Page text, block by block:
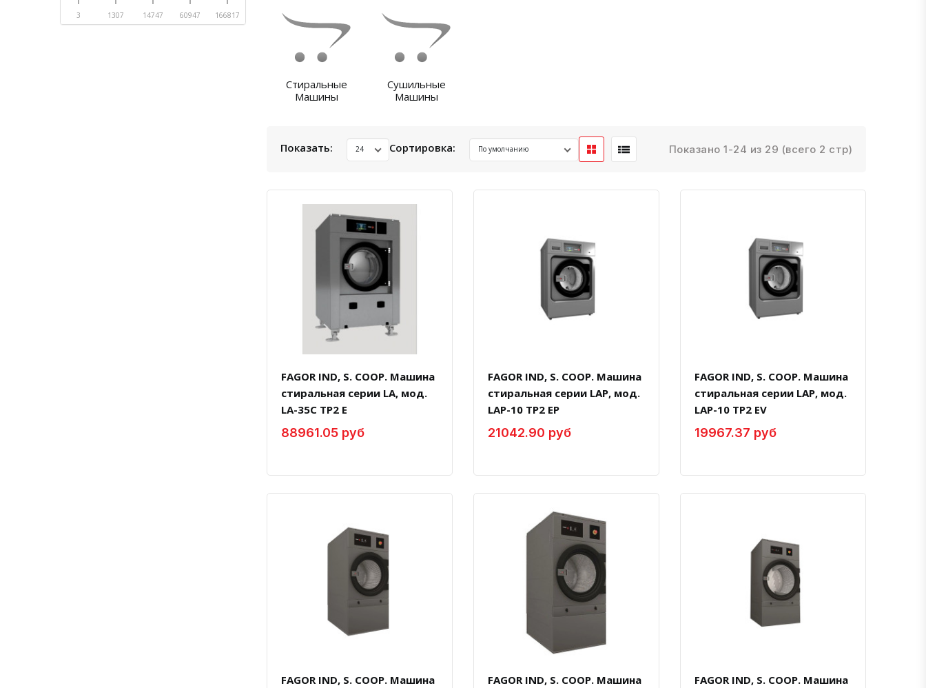
3 1307 14747 60947 166817
Стиральные
Машины
Сушильные
Машины
Показать: Сортировка: Показано 1-24 из 29 (всего 2 стр)
FAGOR IND, S. COOP. Машина
стиральная серии LA, мод.
LA-35C TP2 E
88961.05 руб
FAGOR IND, S. COOP. Машина
стиральная серии LAP, мод.
LAP-10 TP2 EP
21042.90 руб
FAGOR IND, S. COOP. Машина
стиральная серии LAP, мод.
LAP-10 TP2 EV
19967.37 руб
FAGOR IND, S. COOP. Машина
FAGOR IND, S. COOP. Машина
FAGOR IND, S. COOP. Машина